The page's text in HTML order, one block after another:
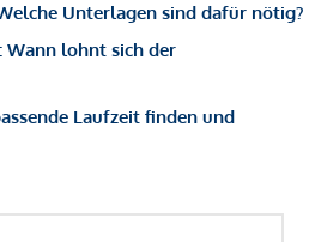
Unterlagen sind dafür nötig?
Wann lohnt sich der
Laufzeit finden und